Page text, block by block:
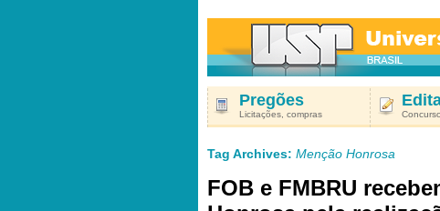
Pregões
Licitações, compras
Tag Archives: Menção Honrosa
FOB e FMBRU